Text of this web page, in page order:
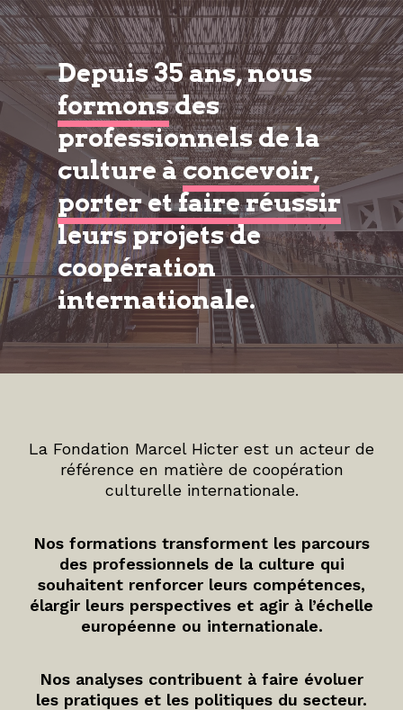
Depuis 35 ans, nous
formonsdes
professionnels de la
culture àconcevoir,
porter et faire réussir
leurs projets de
coopération
internationale.
La Fondation Marcel Hicter est un acteur de
référence en matière de coopération
culturelle internationale.
Nos formations transforment les parcours
des professionnels de la culture qui
souhaitent renforcer leurs compétences,
élargir leurs perspectives et agir à l’échelle
européenne ou internationale.
Nos analyses contribuent à faire évoluer
les pratiques et les politiques du secteur.